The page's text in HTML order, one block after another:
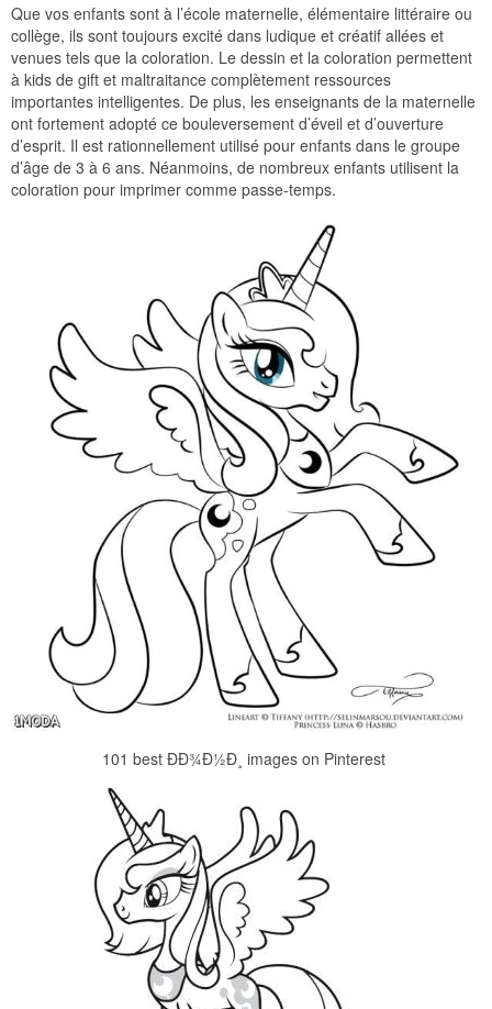
Que vos enfants sont à l’école maternelle, élémentaire littéraire ou
collège, ils sont toujours excité dans ludique et créatif allées et
venues tels que la coloration. Le dessin et la coloration permettent
à kids de gift et maltraitance complètement ressources
importantes intelligentes. De plus, les enseignants de la maternelle
ont fortement adopté ce bouleversement d’éveil et d’ouverture
d’esprit. Il est rationnellement utilisé pour enfants dans le groupe
d’âge de 3 à 6 ans. Néanmoins, de nombreux enfants utilisent la
coloration pour imprimer comme passe-temps.
101 best ÐÐ¾Ð½Ð¸ images on Pinterest